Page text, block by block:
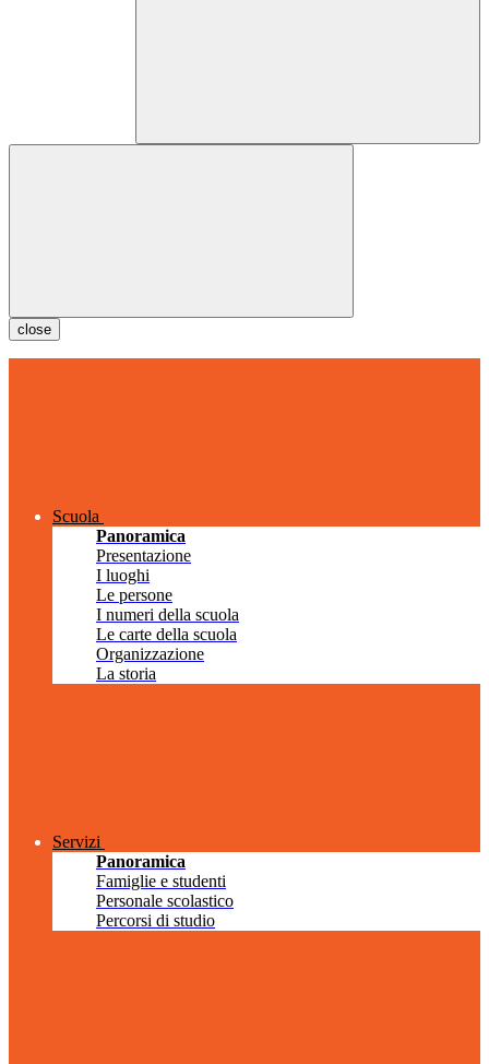
close
Scuola
Panoramica
Presentazione
I luoghi
Le persone
I numeri della scuola
Le carte della scuola
Organizzazione
La storia
Servizi
Panoramica
Famiglie e studenti
Personale scolastico
Percorsi di studio